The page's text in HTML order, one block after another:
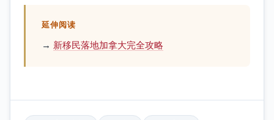
延伸阅读
→ 新移民落地加拿大完全攻略